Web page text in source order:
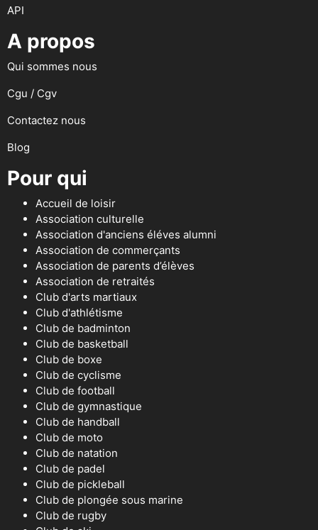
API
A propos
Qui sommes nous
Cgu / Cgv
Contactez nous
Blog
Pour qui
Accueil de loisir
Association culturelle
Association d'anciens éléves alumni
Association de commerçants
Association de parents d’élèves
Association de retraités
Club d'arts martiaux
Club d'athlétisme
Club de badminton
Club de basketball
Club de boxe
Club de cyclisme
Club de football
Club de gymnastique
Club de handball
Club de moto
Club de natation
Club de padel
Club de pickleball
Club de plongée sous marine
Club de rugby